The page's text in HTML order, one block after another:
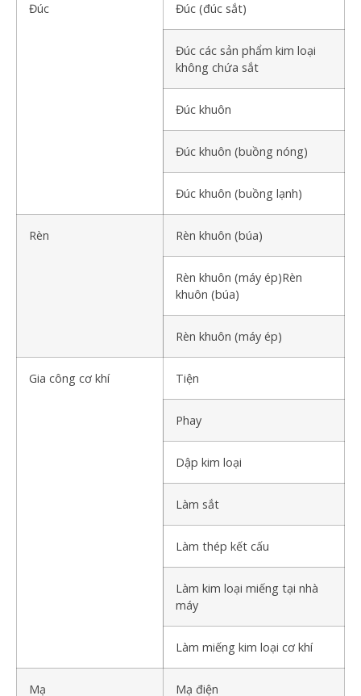
Đúc Đúc (đúc sắt)
Đúc các sản phẩm kim loại
không chứa sắt
Đúc khuôn
Đúc khuôn (buồng nóng)
Đúc khuôn (buồng lạnh)
Rèn Rèn khuôn (búa)
Rèn khuôn (máy ép)Rèn
khuôn (búa)
Rèn khuôn (máy ép)
Gia công cơ khí Tiện
Phay
Dập kim loại
Làm sắt
Làm thép kết cấu
Làm kim loại miếng tại nhà
máy
Làm miếng kim loại cơ khí
Mạ Mạ điện